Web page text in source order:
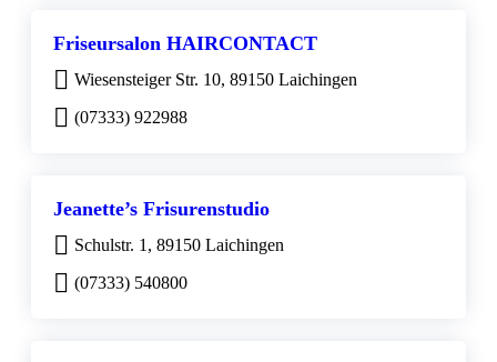
Friseursalon HAIRCONTACT
Wiesensteiger Str. 10, 89150 Laichingen
(07333) 922988
Jeanette’s Frisurenstudio
Schulstr. 1, 89150 Laichingen
(07333) 540800